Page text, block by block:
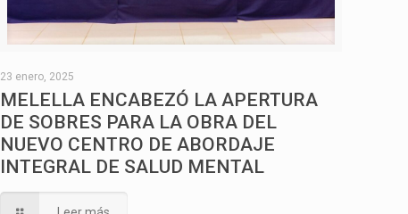
23 enero, 2025
MELELLA ENCABEZÓ LA APERTURA
DE SOBRES PARA LA OBRA DEL
NUEVO CENTRO DE ABORDAJE
INTEGRAL DE SALUD MENTAL